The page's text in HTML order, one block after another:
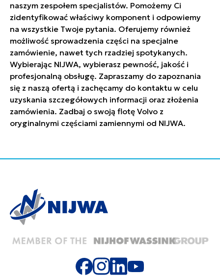
naszym zespołem specjalistów. Pomożemy Ci
zidentyfikować właściwy komponent i odpowiemy
na wszystkie Twoje pytania. Oferujemy również
możliwość sprowadzenia części na specjalne
zamówienie, nawet tych rzadziej spotykanych.
Wybierając NIJWA, wybierasz pewność, jakość i
profesjonalną obsługę. Zapraszamy do zapoznania
się z naszą ofertą i zachęcamy do kontaktu w celu
uzyskania szczegółowych informacji oraz złożenia
zamówienia. Zadbaj o swoją flotę Volvo z
oryginalnymi częściami zamiennymi od NIJWA.